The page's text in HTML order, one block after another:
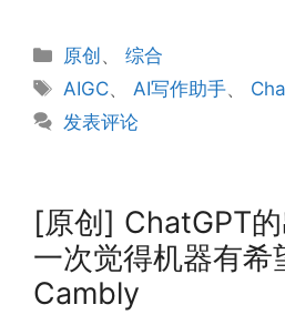
分
类
原创 、综合
标
签
AIGC、AI写作助手、
发表评论
[原创] ChatGPT
一次觉得机器有希
Cambly